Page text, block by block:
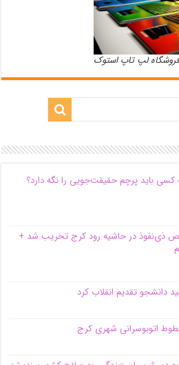
فروشگاه لپ تاپ استوک
باید پرچم حقیقت‌جویی را نگه دارد؟
ذی‌نفوذ در حاشیه‌ رود کرج تخریب شد +